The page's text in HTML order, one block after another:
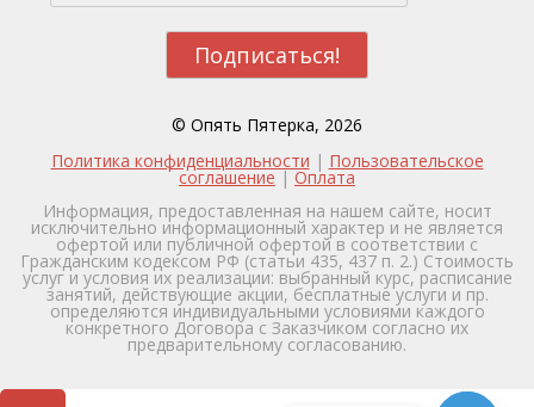
© Опять Пятерка, 2026
Политика конфиденциальности | Пользовательское
соглашение|Оплата
Информация, предоставленная на нашем сайте, носит
исключительно информационный характер и не является
офертой или публичной офертой в соответствии с
Гражданским кодексом РФ (статьи 435, 437 п. 2.) Стоимость
услуг и условия их реализации: выбранный курс, расписание
занятий, действующие акции, бесплатные услуги и пр.
определяются индивидуальными условиями каждого
конкретного Договора с Заказчиком согласно их
предварительному согласованию.